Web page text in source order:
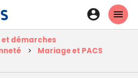
contenu
principal
En-
tête
-
et démarches
Mariage et PACS